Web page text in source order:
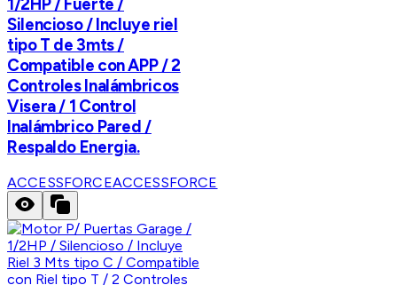
1/2HP / Fuerte /
Silencioso / Incluye riel
tipo T de 3mts /
Compatible con APP / 2
Controles Inalámbricos
Visera / 1 Control
Inalámbrico Pared /
Respaldo Energia.
ACCESSFORCEACCESSFORCE